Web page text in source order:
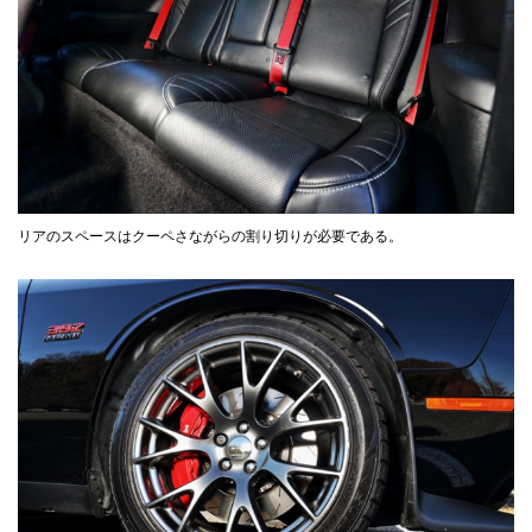
リアのスペースはクーペさながらの割り切りが必要である。